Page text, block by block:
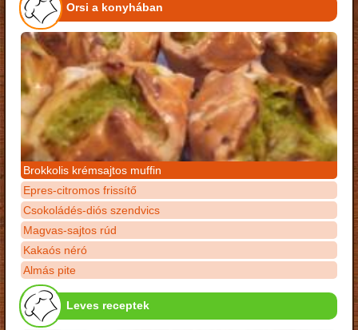
Orsi a konyhában
Brokkolis krémsajtos muffin
Epres-citromos frissítő
Csokoládés-diós szendvics
Magvas-sajtos rúd
Kakaós néró
Almás pite
Leves receptek